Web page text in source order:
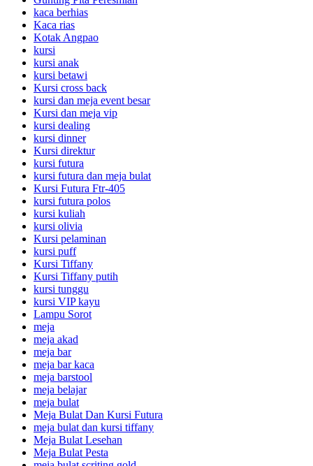
kaca berhias
Kaca rias
Kotak Angpao
kursi
kursi anak
kursi betawi
Kursi cross back
kursi dan meja event besar
Kursi dan meja vip
kursi dealing
kursi dinner
Kursi direktur
kursi futura
kursi futura dan meja bulat
Kursi Futura Ftr-405
kursi futura polos
kursi kuliah
kursi olivia
Kursi pelaminan
kursi puff
Kursi Tiffany
Kursi Tiffany putih
kursi tunggu
kursi VIP kayu
Lampu Sorot
meja
meja akad
meja bar
meja bar kaca
meja barstool
meja belajar
meja bulat
Meja Bulat Dan Kursi Futura
meja bulat dan kursi tiffany
Meja Bulat Lesehan
Meja Bulat Pesta